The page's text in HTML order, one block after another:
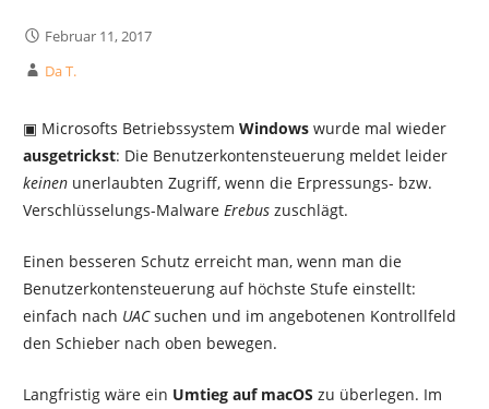
Februar 11, 2017
Da T.
▣ Microsofts Betriebssystem Windowswurde mal wieder
ausgetrickst: Die Benutzerkontensteuerung meldet leider
keinenunerlaubten Zugriff, wenn die Erpressungs- bzw.
Verschlüsselungs-Malware Erebuszuschlägt.
Einen besseren Schutz erreicht man, wenn man die
Benutzerkontensteuerung auf höchste Stufe einstellt:
einfach nach UACsuchen und im angebotenen Kontrollfeld
den Schieber nach oben bewegen.
Langfristig wäre ein Umtieg auf macOS zu überlegen. Im